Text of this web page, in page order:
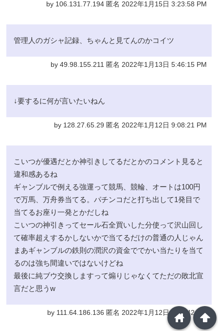
by 106.131.77.194 匿名 2022年1月15日 3:23:58 PM
管理人のガシャ記録、ちゃんと見てんのかコイツ
by 49.98.155.211 匿名 2022年1月13日 5:46:15 PM
↓要するに何が言いたいねん
by 128.27.65.29 匿名 2022年1月12日 9:08:21 PM
こいつが優遇だとか神引きしてるだとかのコメント見ると
違和感あるね
ギャンブルで例える強運って競馬、競輪、オートは100円
で万馬、万舟券当てる。パチンコだと打ち出して1発目で
当てるお座り一発とかだしね
こいつの神引きってセール石全買いした分使って沢山回し
て確率超えするかしないかで当てるだけの普通の人じゃん
まあギャンブルの鉄則の潤沢の資金ででかい当たりを当て
るのは強ち間違いではないけどね
最後に純ブウ交換しますって煽りじゃなくてただの敗北宣
言だと思うw
by 111.64.186.136 匿名 2022年1月12日 3:20:42 PM
arrowup
home